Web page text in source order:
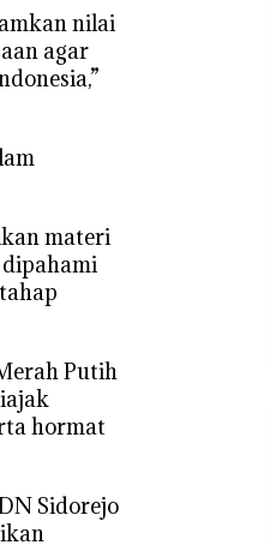
nilai
agar
materi
Putih
hormat
Sidorejo